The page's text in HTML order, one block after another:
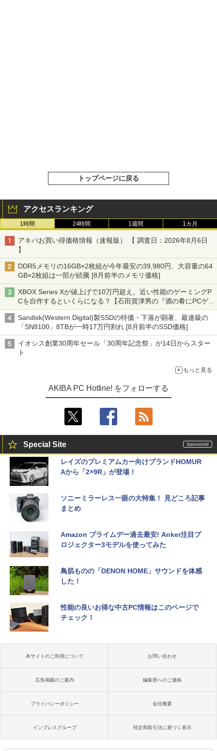
トップページに戻る
アクセスランキング
1時間 24時間 1週間 1カ月
アキバお買い得価格情報（速報版） 【 調査日：2026年8月6日
】
DDR5メモリの16GB×2枚組が今年最安の39,980円、大容量の64
GB×2枚組は一部が続騰 [8月前半のメモリ価格]
XBOX Series Xが値上げで10万円超え。近い性能のゲーミングP
Cを自作するといくらになる？【石田賀津男の『酒の肴にPCゲ
ーム』】
Sandisk(Western Digital)製SSDの特価・下落が顕著、最速級の
「SN8100」8TBが一時17万円割れ [8月前半のSSD価格]
イオシス創業30周年セール「30周年記念祭」が14日からスター
ト
もっと見る
AKIBA PC Hotline! をフォローする
Special Site
レイズのプレミアムカー向けブランドHOMUR
Aから「2×9R」が登場！
ソニーミラーレス一眼の大特集！ 見どころ記事
まとめ
Amazon プライムデー過去最安! Anker注目プ
ロジェクター3モデルを使ってみた
鳥肌ものの「DENON HOME」サウンドを体感
した！
性能の良いお得な中古PC情報はこのページで
チェック！
本サイトのご利用について お問い合わせ
広告掲載のご案内 編集部へのご連絡
プライバシーポリシー 会社概要
インプレスグループ 特定商取引法に基づく表示